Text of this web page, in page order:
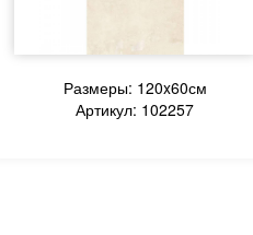
Размеры: 120x60см
Артикул: 102257